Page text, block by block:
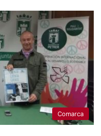
Comarca